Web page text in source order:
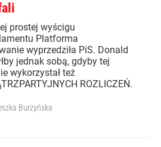
prostej wyścigu
Platforma
wyprzedziła PiS. Donald
jednak sobą, gdyby tej
wykorzystał też
ROZLICZEŃ.
Burzyńska